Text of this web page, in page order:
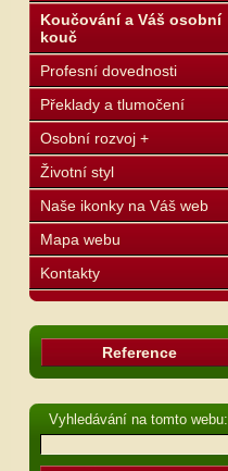
Koučování a Váš osobní
kouč
Profesní dovednosti
Překlady a tlumočení
Osobní rozvoj +
Životní styl
Naše ikonky na Váš web
Mapa webu
Kontakty
Reference
Vyhledávání na tomto webu: